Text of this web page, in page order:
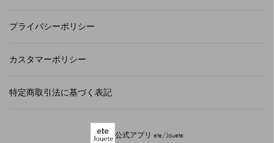
プライバシーポリシー
カスタマーポリシー
特定商取引法に基づく表記
公式アプリ ete/Jouete